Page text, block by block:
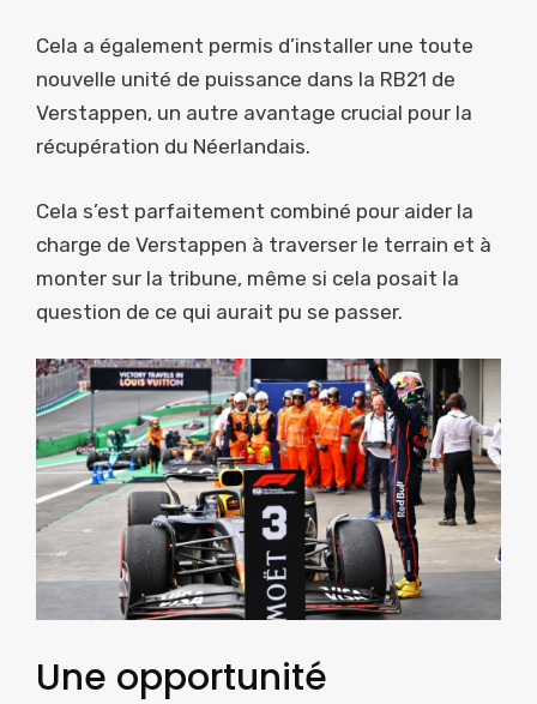
Cela a également permis d’installer une toute
nouvelle unité de puissance dans la RB21 de
Verstappen, un autre avantage crucial pour la
récupération du Néerlandais.
Cela s’est parfaitement combiné pour aider la
charge de Verstappen à traverser le terrain et à
monter sur la tribune, même si cela posait la
question de ce qui aurait pu se passer.
Une opportunité